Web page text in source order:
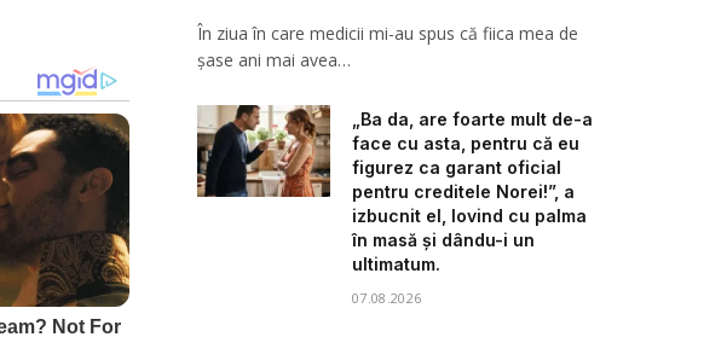
În ziua în care medicii mi-au spus că fiica mea de
șase ani mai avea…
„Ba da, are foarte mult de-a
face cu asta, pentru că eu
figurez ca garant oficial
pentru creditele Norei!”, a
izbucnit el, lovind cu palma
în masă și dându-i un
ultimatum.
07.08.2026